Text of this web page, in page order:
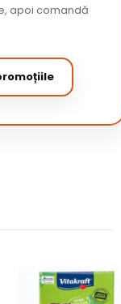
apoi comandă